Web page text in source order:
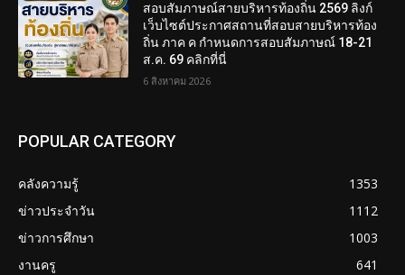
สอบสัมภาษณ์สายบริหารท้องถิ่น 2569 ลิงก์
เว็บไซต์ประกาศสถานที่สอบสายบริหารท้อง
ถิ่น ภาค ค กำหนดการสอบสัมภาษณ์ 18-21
ส.ค. 69 คลิกที่นี่
6 สิงหาคม 2026
POPULAR CATEGORY
คลังความรู้
1353
ข่าวประจำวัน
1112
ข่าวการศึกษา
1003
งานครู
641